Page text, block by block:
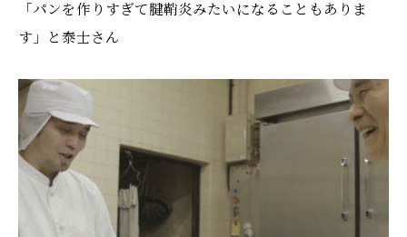
「パンを作りすぎて腱鞘炎みたいになることもありま
す」と泰士さん